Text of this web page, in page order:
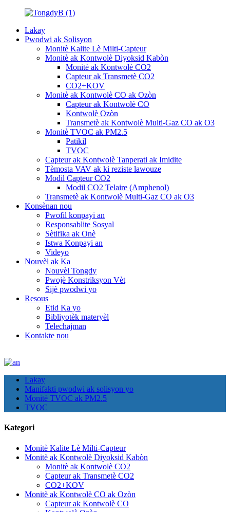
Lakay
Pwodwi ak Solisyon
Monitè Kalite Lè Milti-Capteur
Monitè ak Kontwolè Diyoksid Kabòn
Monitè ak Kontwolè CO2
Capteur ak Transmetè CO2
CO2+KOV
Monitè ak Kontwolè CO ak Ozòn
Capteur ak Kontwolè CO
Kontwolè Ozòn
Transmetè ak Kontwolè Multi-Gaz CO ak O3
Monitè TVOC ak PM2.5
Patikil
TVOC
Capteur ak Kontwolè Tanperati ak Imidite
Tèmosta VAV ak ki reziste lawouze
Modil Capteur CO2
Modil CO2 Telaire (Amphenol)
Transmetè ak Kontwolè Multi-Gaz CO ak O3
Konsènan nou
Pwofil konpayi an
Responsablite Sosyal
Sètifika ak Onè
Istwa Konpayi an
Videyo
Nouvèl ak Ka
Nouvèl Tongdy
Pwojè Konstriksyon Vèt
Sijè pwodwi yo
Resous
Etid Ka yo
Bibliyotèk materyèl
Telechajman
Kontakte nou
Lakay
Manifakti pwodwi ak solisyon yo
Monitè TVOC ak PM2.5
TVOC
Kategori
Monitè Kalite Lè Milti-Capteur
Monitè ak Kontwolè Diyoksid Kabòn
Monitè ak Kontwolè CO2
Capteur ak Transmetè CO2
CO2+KOV
Monitè ak Kontwolè CO ak Ozòn
Capteur ak Kontwolè CO